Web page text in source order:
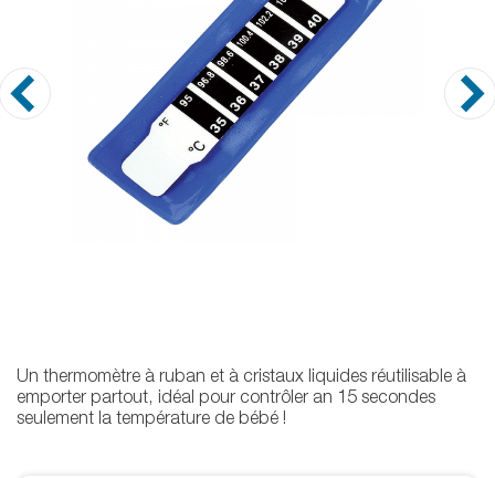
Un thermomètre à ruban et à cristaux liquides réutilisable à
emporter partout, idéal pour contrôler an 15 secondes
seulement la température de bébé !